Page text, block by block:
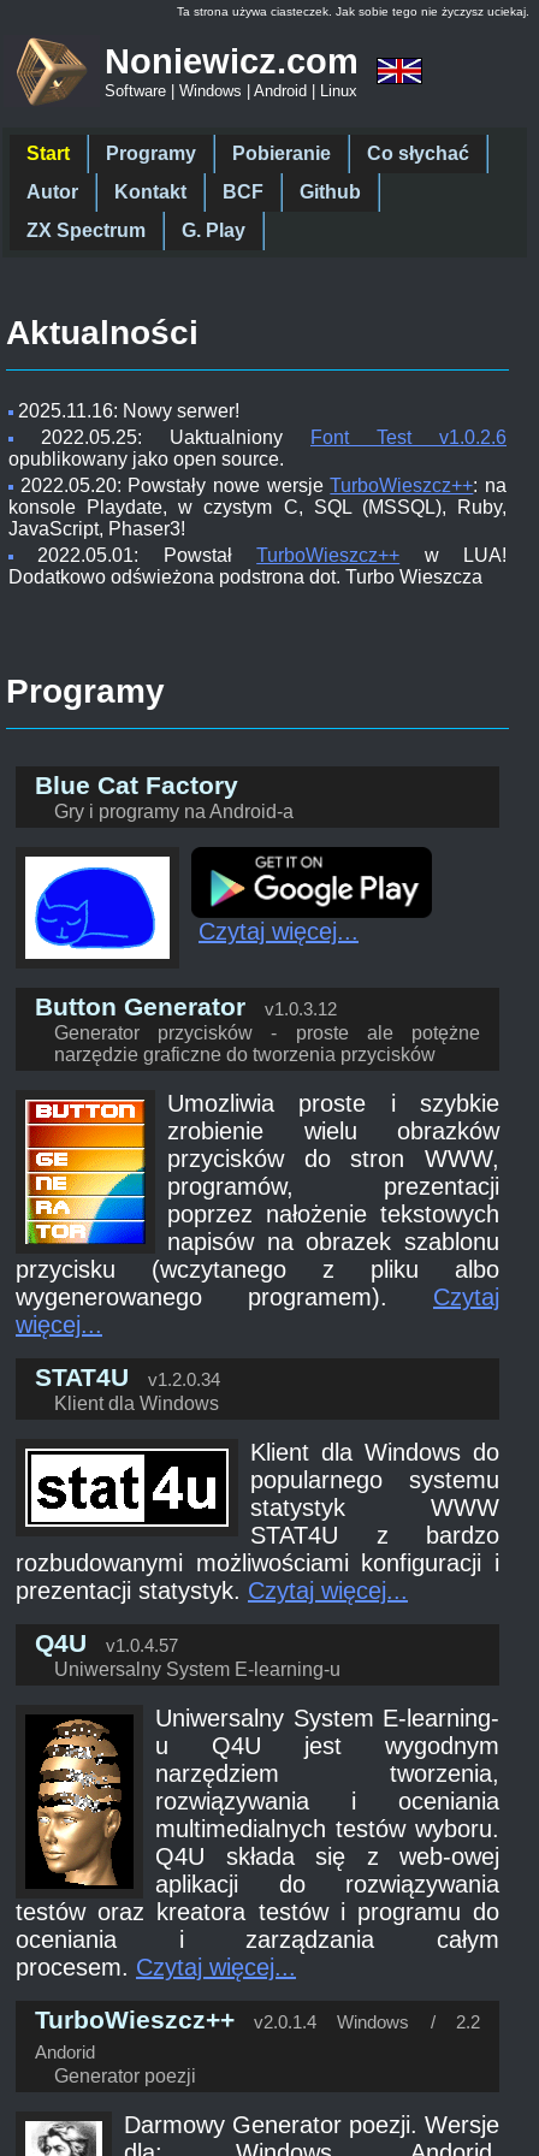
Ta strona używa ciasteczek. Jak sobie tego nie życzysz uciekaj.
Noniewicz.com
Software | Windows | Android | Linux
Start Programy Pobieranie
Co słychać
Autor
Kontakt BCF
Github
ZX Spectrum
G. Play
Aktualności
2025.11.16: Nowy serwer!
2022.05.25: Uaktualniony
Font Test v1.0.2.6
opublikowany jako open source.
2022.05.20: Powstały nowe wersjeTurboWieszcz++: na
konsole Playdate, w czystym C, SQL (MSSQL), Ruby,
JavaScript, Phaser3!
2022.05.01: PowstałTurboWieszcz++ w LUA!
Dodatkowo odświeżona podstrona dot. Turbo Wieszcza
Programy
Blue Cat Factory
Gry i programy na Android-a
Czytaj więcej...
Button Generator v1.0.3.12
Generator przycisków - proste ale potężne
narzędzie graficzne do tworzenia przycisków
Umozliwia proste i szybkie
zrobienie wielu obrazków
przycisków do stron WWW,
programów, prezentacji
poprzez nałożenie tekstowych
napisów na obrazek szablonu
przycisku (wczytanego z pliku albo
wygenerowanego programem). Czytaj
więcej...
STAT4U v1.2.0.34
Klient dla Windows
Klient dla Windows do
popularnego systemu
statystyk WWW
STAT4U z bardzo
rozbudowanymi możliwościami konfiguracji i
prezentacji statystyk. Czytaj więcej...
Q4U v1.0.4.57
Uniwersalny System E-learning-u
Uniwersalny System E-learning-
u Q4U jest wygodnym
narzędziem tworzenia,
rozwiązywania i oceniania
multimedialnych testów wyboru.
Q4U składa się z web-owej
aplikacji do rozwiązywania
testów oraz kreatora testów i programu do
oceniania i zarządzania całym
procesem. Czytaj więcej...
TurboWieszcz++
v2.0.1.4 Windows / 2.2
Andorid
Generator poezji
Darmowy Generator poezji. Wersje